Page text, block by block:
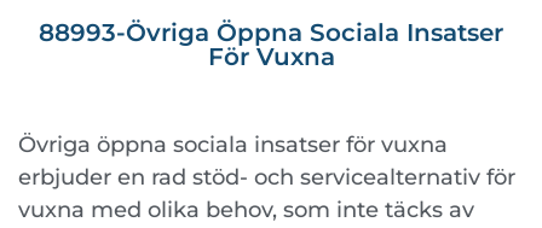
88993-Övriga Öppna Sociala Insatser
För Vuxna
Övriga öppna sociala insatser för vuxna
erbjuder en rad stöd- och servicealternativ för
vuxna med olika behov, som inte täcks av